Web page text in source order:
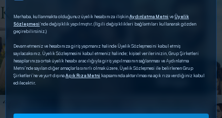
DİĞER SONUÇLAR
Merhaba, kullanmakta olduğunuz üyelik hesabınıza ilişkinAydınlatma Metni veÜyelik
Sözleşmesi’nde değişiklik yapılmıştır. (İlgili değişiklikleri bağlantıları kullanarak gözden
geçirebilirsiniz.)
Devam etmeniz ve hesabınıza giriş yapmanız halinde Üyelik Sözleşmesini kabul etmiş
sayılacaksınız. Üyelik Sözleşmesini kabul etmeniz halinde; kişisel verilerinizin, Grup Şirketleri
hesaplarınıza ortak üyelik hesabı aracılığıyla giriş yapılmasının sağlanması ve Aydınlatma
Metni’nde sayılan diğer amaçlarla sınırlı olmak üzere, Üyelik Sözleşmesi ile belirlenen Grup
Şirketleri’ne ve yurt dışınaAçık Rıza Metni kapsamında aktarılmasına açık rıza verdiğiniz kabul
edilecektir.